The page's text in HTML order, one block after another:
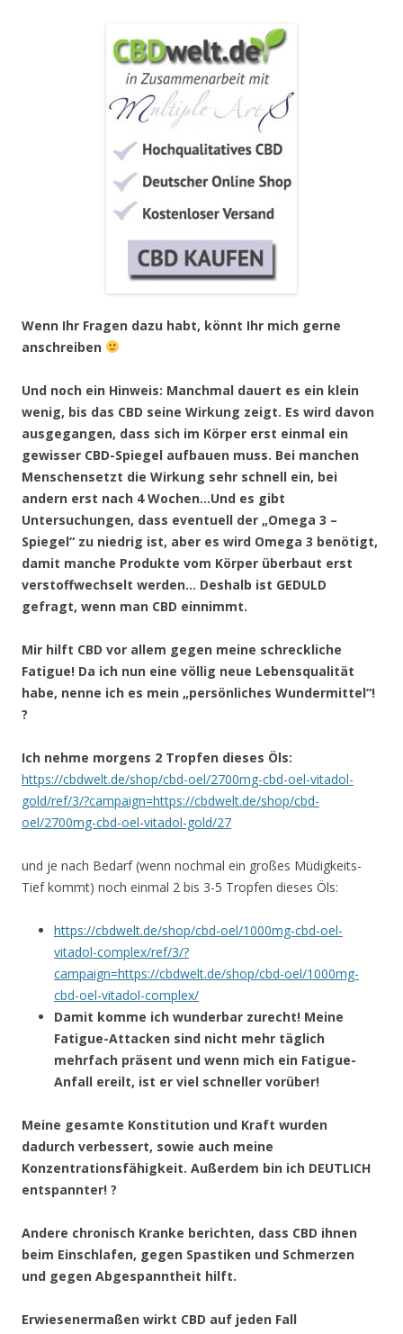
Wenn Ihr Fragen dazu habt, könnt Ihr mich gerne
anschreiben
Und noch ein Hinweis: Manchmal dauert es ein klein
wenig, bis das CBD seine Wirkung zeigt. Es wird davon
ausgegangen, dass sich im Körper erst einmal ein
gewisser CBD-Spiegel aufbauen muss. Bei manchen
Menschensetzt die Wirkung sehr schnell ein, bei
andern erst nach 4 Wochen…Und es gibt
Untersuchungen, dass eventuell der „Omega 3 –
Spiegel“ zu niedrig ist, aber es wird Omega 3 benötigt,
damit manche Produkte vom Körper überbaut erst
verstoffwechselt werden… Deshalb ist GEDULD
gefragt, wenn man CBD einnimmt.
Mir hilft CBD vor allem gegen meine schreckliche
Fatigue! Da ich nun eine völlig neue Lebensqualität
habe, nenne ich es mein „persönliches Wundermittel“!
?
Ich nehme morgens 2 Tropfen dieses Öls:
https://cbdwelt.de/shop/cbd-oel/2700mg-cbd-oel-vitadol-
gold/ref/3/?campaign=https://cbdwelt.de/shop/cbd-
oel/2700mg-cbd-oel-vitadol-gold/27
und je nach Bedarf (wenn nochmal ein großes Müdigkeits-
Tief kommt) noch einmal 2 bis 3-5 Tropfen dieses Öls:
https://cbdwelt.de/shop/cbd-oel/1000mg-cbd-oel-
vitadol-complex/ref/3/?
campaign=https://cbdwelt.de/shop/cbd-oel/1000mg-
cbd-oel-vitadol-complex/
Damit komme ich wunderbar zurecht! Meine
Fatigue-Attacken sind nicht mehr täglich
mehrfach präsent und wenn mich ein Fatigue-
Anfall ereilt, ist er viel schneller vorüber!
Meine gesamte Konstitution und Kraft wurden
dadurch verbessert, sowie auch meine
Konzentrationsfähigkeit. Außerdem bin ich DEUTLICH
entspannter! ?
Andere chronisch Kranke berichten, dass CBD ihnen
beim Einschlafen, gegen Spastiken und Schmerzen
und gegen Abgespanntheit hilft.
Erwiesenermaßen wirkt CBD auf jeden Fall